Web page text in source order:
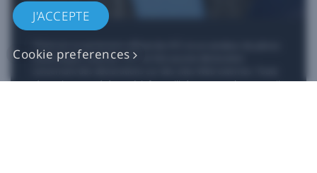
authentiques autorisé. HTC ne fait aucune déclaration
réparation autogérée ne doit être utilisée que pour les appareils
J'ACCEPTE
Cookie preferences